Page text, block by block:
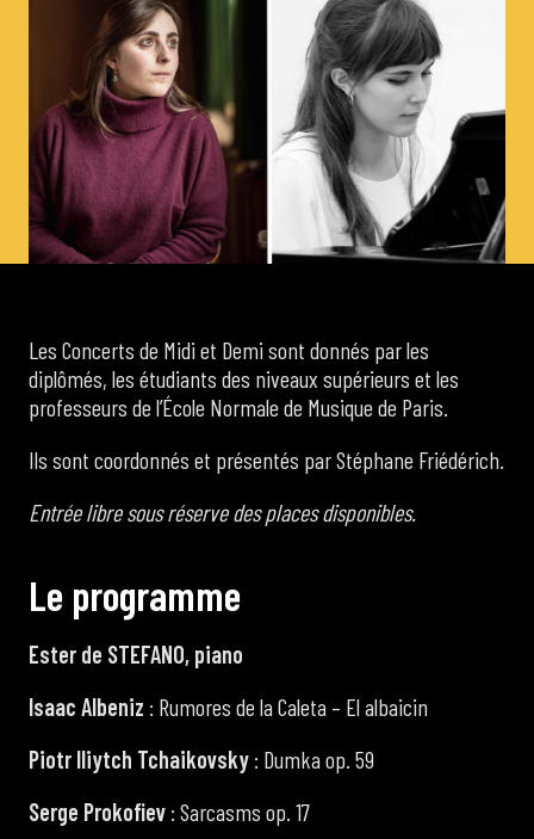
Les Rencontres Musicales
de Cortot
Concerts de midi et demi
Scolaires / Pass Culture
Piano Solo Jazz
La salle
L’événementiel
Les contacts
Les Concerts de Midi et Demi sont donnés par les
diplômés, les étudiants des niveaux supérieurs et les
professeurs de l’École Normale de Musique de Paris.
Ils sont coordonnés et présentés par Stéphane Friédérich.
Entrée libre sous réserve des places disponibles.
Le programme
Ester de STEFANO, piano
Isaac Albeniz : Rumores de la Caleta – El albaicin
Piotr Iliytch Tchaikovsky : Dumka op. 59
Serge Prokofiev : Sarcasms op. 17